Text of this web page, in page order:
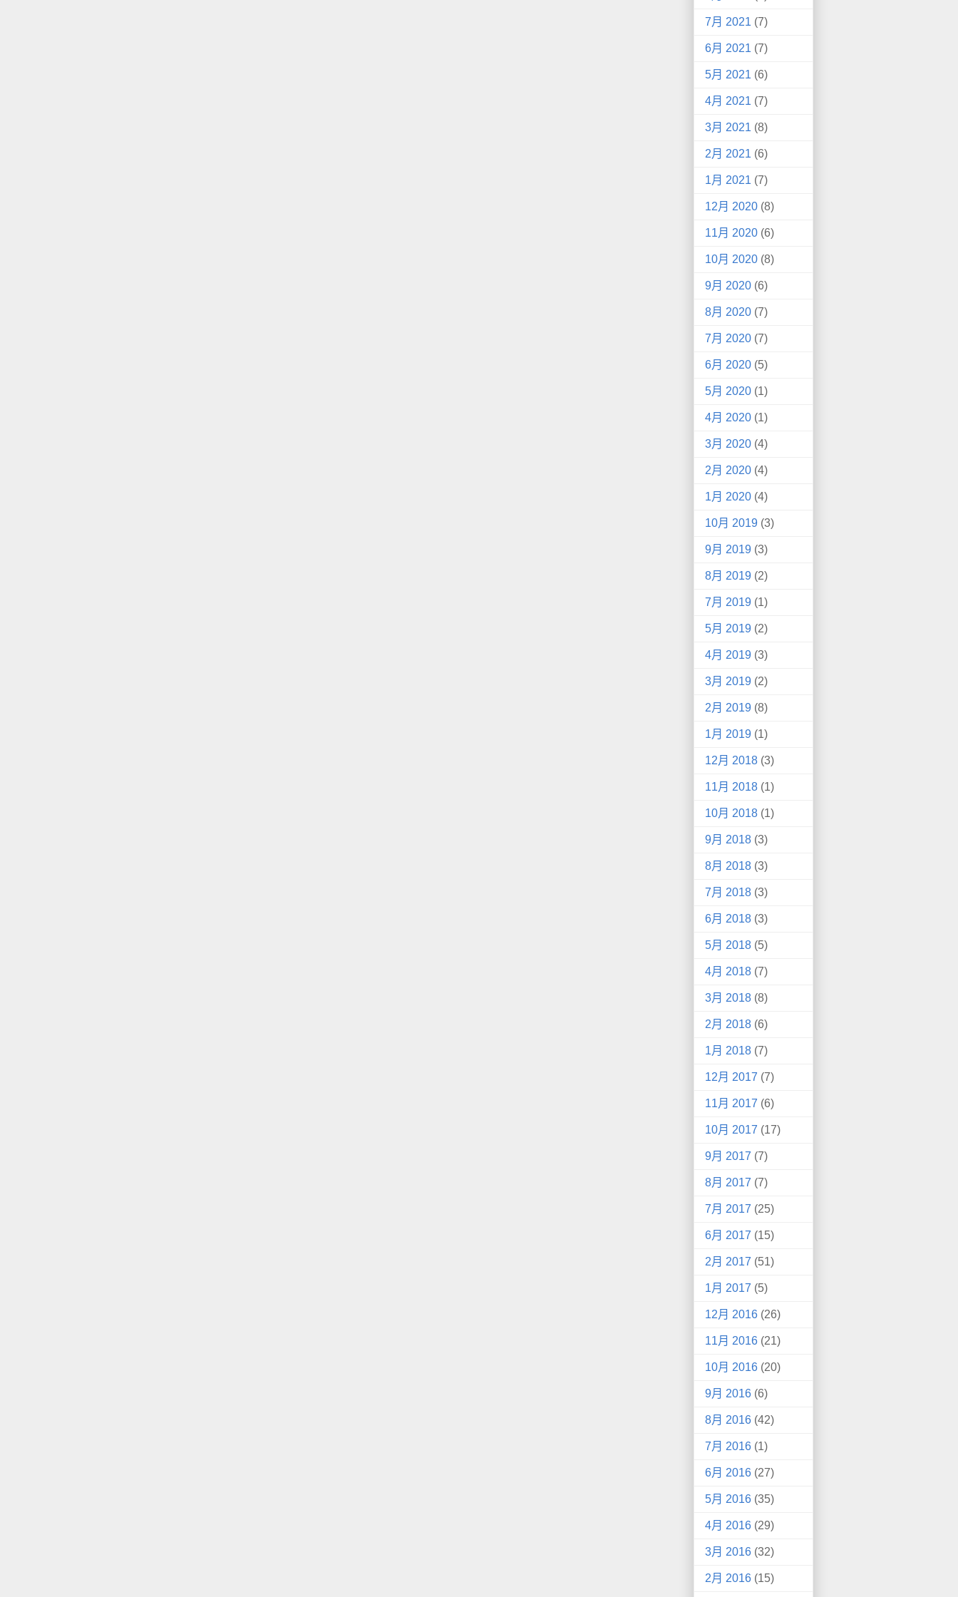
7月 2021 (7)
6月 2021 (7)
5月 2021 (6)
4月 2021 (7)
3月 2021 (8)
2月 2021 (6)
1月 2021 (7)
12月 2020 (8)
11月 2020 (6)
10月 2020 (8)
9月 2020 (6)
8月 2020 (7)
7月 2020 (7)
6月 2020 (5)
5月 2020 (1)
4月 2020 (1)
3月 2020 (4)
2月 2020 (4)
1月 2020 (4)
10月 2019 (3)
9月 2019 (3)
8月 2019 (2)
7月 2019 (1)
5月 2019 (2)
4月 2019 (3)
3月 2019 (2)
2月 2019 (8)
1月 2019 (1)
12月 2018 (3)
11月 2018 (1)
10月 2018 (1)
9月 2018 (3)
8月 2018 (3)
7月 2018 (3)
6月 2018 (3)
5月 2018 (5)
4月 2018 (7)
3月 2018 (8)
2月 2018 (6)
1月 2018 (7)
12月 2017 (7)
11月 2017 (6)
10月 2017 (17)
9月 2017 (7)
8月 2017 (7)
7月 2017 (25)
6月 2017 (15)
2月 2017 (51)
1月 2017 (5)
12月 2016 (26)
11月 2016 (21)
10月 2016 (20)
9月 2016 (6)
8月 2016 (42)
7月 2016 (1)
6月 2016 (27)
5月 2016 (35)
4月 2016 (29)
3月 2016 (32)
2月 2016 (15)